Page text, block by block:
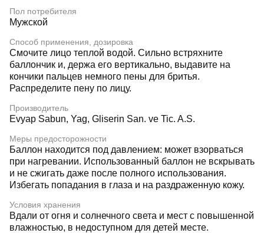
Пол потребителя
Мужской
Способ применения, дозировка
Смочите лицо теплой водой. Сильно встряхните
баллончик и, держа его вертикально, выдавите на
кончики пальцев немного пены для бритья.
Распределите пену по лицу.
Производитель
Evyap Sabun, Yag, Gliserin San. ve Tic. A.S.
Меры предосторожности
Баллон находится под давлением: может взорваться
при нагревании. Использованный баллон не вскрывать
и не сжигать даже после полного использования.
Избегать попадания в глаза и на раздраженную кожу.
Условия хранения
Вдали от огня и солнечного света и мест с повышенной
влажностью, в недоступном для детей месте.